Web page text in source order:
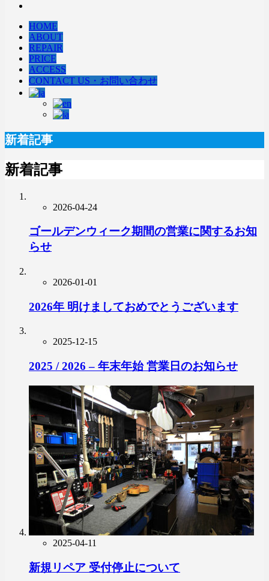
HOME
ABOUT
REPAIR
PRICE
ACCESS
CONTACT US・お問い合わせ
新着記事
新着記事
2026-04-24
ゴールデンウィーク期間の営業に関するお知
らせ
2026-01-01
2026年 明けましておめでとうございます
2025-12-15
2025 / 2026 – 年末年始 営業日のお知らせ
2025-04-11
新規リペア 受付停止について